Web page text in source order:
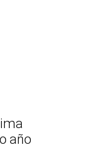
año